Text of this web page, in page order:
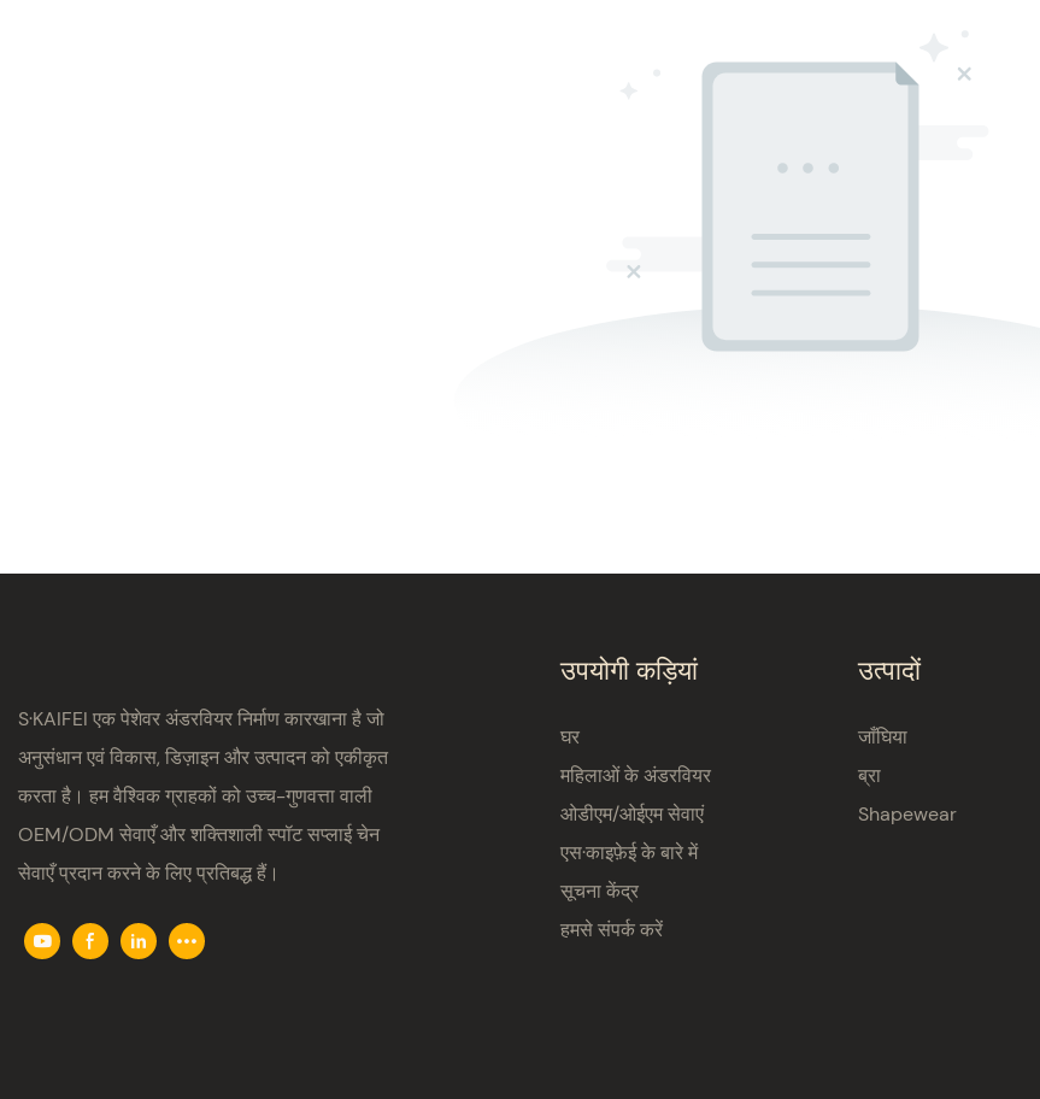
S·KAIFEI एक पेशेवर अंडरवियर निर्माण कारखाना है जो
अनुसंधान एवं विकास, डिज़ाइन और उत्पादन को एकीकृत
करता है। हम वैश्विक ग्राहकों को उच्च-गुणवत्ता वाली
OEM/ODM सेवाएँ और शक्तिशाली स्पॉट सप्लाई चेन
सेवाएँ प्रदान करने के लिए प्रतिबद्ध हैं।
उपयोगी कड़ियां
घर
महिलाओं के अंडरवियर
ओडीएम/ओईएम सेवाएं
एस·काइफ़ेई के बारे में
सूचना केंद्र
हमसे संपर्क करें
उत्पादों
जाँघिया
ब्रा
Shapewear